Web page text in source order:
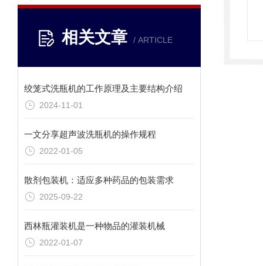
相关文章 / ARTICLE
绞笼式洗瓶机的工作原理及主要结构介绍
2024-11-01
一文分享超声波洗瓶机的操作规程
2022-01-05
散剂包装机：适应多种药品的包装需求
2025-09-22
西林瓶灌装机是一种物品的灌装机械
2022-01-07